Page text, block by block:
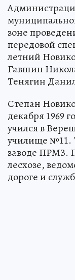
зоне
передовой
летний
Гавшин
Тенягин
Степан
декабря 1969
учился в
училище №11.
заводе ПРМЗ.
лесхозе,
дороге и